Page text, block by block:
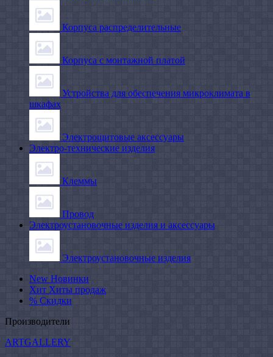
Корпуса распределительные
Корпуса с монтажной платой
Устройства для обеспечения микроклимата в
шкафах
Электрощитовые аксессуары
Электро-технические изделия
Клеммы
Провод
Электроустановочные изделия и аксессуары
Электроустановочные изделия
New Новинки
Хит Хиты продаж
% Скидки
Производители
ARTGALLERY